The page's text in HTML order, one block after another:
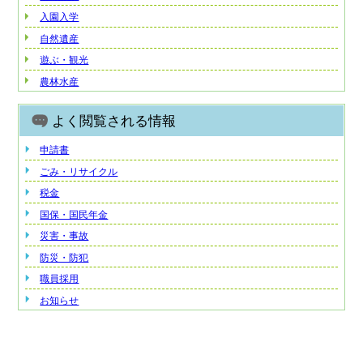
入園入学
自然遺産
遊ぶ・観光
農林水産
よく閲覧される情報
申請書
ごみ・リサイクル
税金
国保・国民年金
災害・事故
防災・防犯
職員採用
お知らせ